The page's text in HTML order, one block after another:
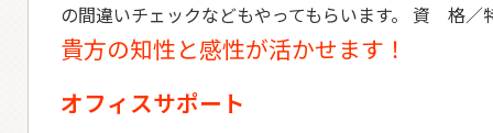
の間違いチェックなどもやってもらいます。 資 格／
貴方の知性と感性が活かせます！
オフィスサポート